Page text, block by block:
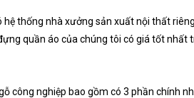
hệ thống nhà xưởng sản xuất nội thất
quần áo của chúng tôi có giá tốt
công nghiệp bao gồm có 3 phần chính